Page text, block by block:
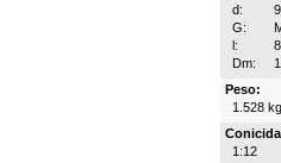
d:
G:
l:
Dm:
Peso:
1.528 kg
1:12